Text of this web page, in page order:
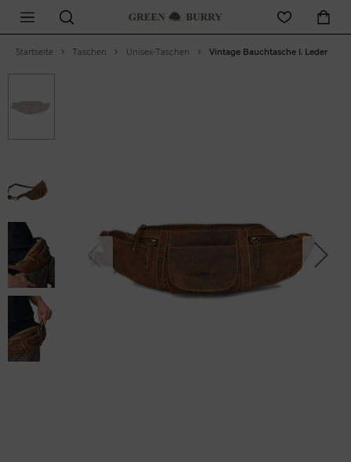
Startseite Taschen Unisex-Taschen Vintage Bauchtasche I. Leder
Previous Next